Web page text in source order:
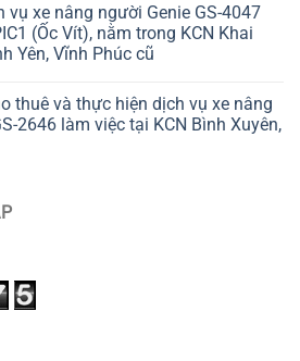
vụ xe nâng người Genie GS-4047
(Ốc Vít), nằm trong KCN Khai
Yên, Vĩnh Phúc cũ
thuê và thực hiện dịch vụ xe nâng
2646 làm việc tại KCN Bình Xuyên,